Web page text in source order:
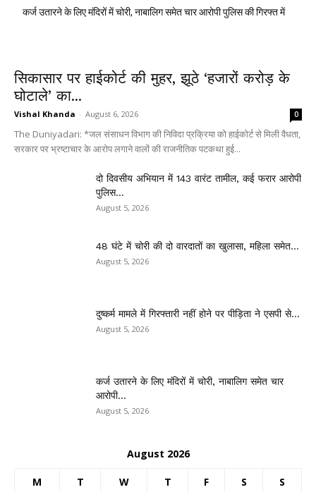
कर्ज उतारने के लिए मंदिरों में चोरी, नाबालिग समेत चार आरोपी पुलिस की गिरफ्त में
सिकासार पर हाईकोर्ट की मुहर, झूठे ‘हजारों करोड़ के
घोटाले’ का...
Vishal Khanda - August 6, 2026 0
The Duniyadari: *जल संसाधन विभाग की निविदा प्रक्रिया को हाईकोर्ट से मिली वैधता,
सरकार पर भ्रष्टाचार के आरोप लगाने वालों की राजनीतिक पटकथा हुई...
दो दिवसीय अभियान में 143 वारंट तामील, कई फरार आरोपी
पुलिस...
August 5, 2026
48 घंटे में चोरी की दो वारदातों का खुलासा, महिला समेत...
August 5, 2026
दुष्कर्म मामले में गिरफ्तारी नहीं होने पर पीड़िता ने एसपी से...
August 5, 2026
कर्ज उतारने के लिए मंदिरों में चोरी, नाबालिग समेत चार
आरोपी...
August 5, 2026
August 2026
M T W T F S S